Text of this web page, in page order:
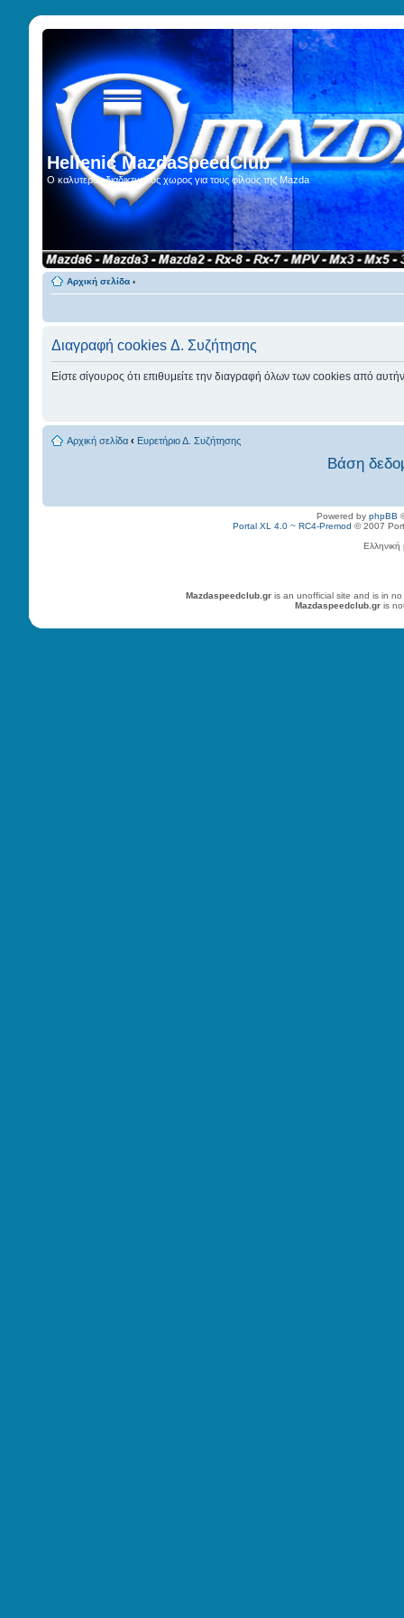
Hellenic MazdaSpeedClub
Ο καλυτερος διαδικτυακος χωρος για τους φίλους της Mazda
Αρχική σελίδα ‹
Διαγραφή cookies Δ. Συζήτησης
Είστε σίγουρος ότι επιθυμείτε την διαγραφή όλων των cookies από
Αρχική σελίδα ‹ Ευρετήριο Δ. Συζήτησης
Βάση
Powered by phpBB
Portal XL 4.0 ~ RC4-Premod © 2007
Mazdaspeedclub.gr is an unofficial site and is in
Mazdaspeedclub.gr is